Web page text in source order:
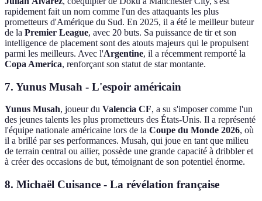
rapidement fait un nom comme l'un des attaquants les plus
prometteurs d'Amérique du Sud. En 2025, il a été le meilleur buteur
de la Premier League, avec 20 buts. Sa puissance de tir et son
intelligence de placement sont des atouts majeurs qui le propulsent
parmi les meilleurs. Avec l'Argentine, il a récemment remporté la
Copa America, renforçant son statut de star montante.
7. Yunus Musah - L'espoir américain
Yunus Musah, joueur du Valencia CF, a su s'imposer comme l'un
des jeunes talents les plus prometteurs des États-Unis. Il a représenté
l'équipe nationale américaine lors de la Coupe du Monde 2026, où
il a brillé par ses performances. Musah, qui joue en tant que milieu
de terrain central ou ailier, possède une grande capacité à dribbler et
à créer des occasions de but, témoignant de son potentiel énorme.
8. Michaël Cuisance - La révélation française